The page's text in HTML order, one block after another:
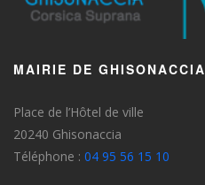
MAIRIE DE GHISONACCIA
Place de l’Hôtel de ville
20240 Ghisonaccia
Téléphone : 04 95 56 15 10